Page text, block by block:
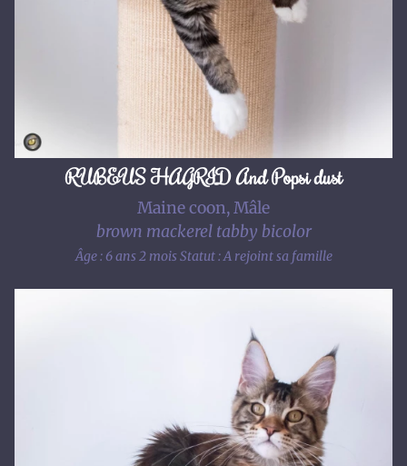
RUBEUS HAGRID And Popsi dust
Maine coon, Mâle
brown mackerel tabby bicolor
Âge : 6 ans 2 moisStatut : A rejoint sa famille